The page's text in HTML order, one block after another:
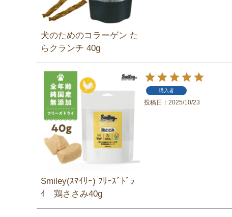
犬のためのコラーゲン た
らクランチ 40g
Smiley(ｽﾏｲﾘｰ) ﾌﾘｰｽﾞﾄﾞﾗ
ｲ 鶏ささみ40g
購入者
投稿日 2025/10/23